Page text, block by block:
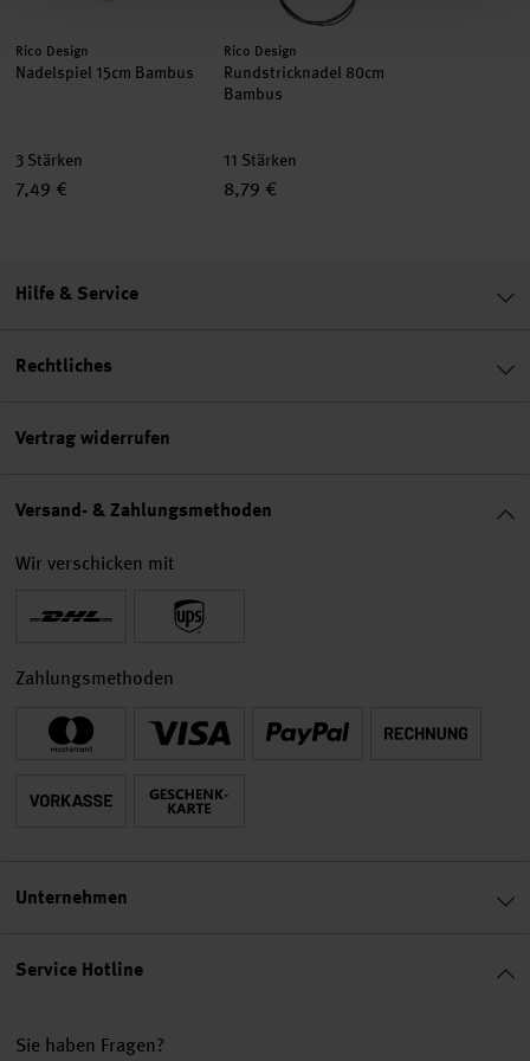
Hersteller:
Rico Design
Nadelspiel 15cm Bambus
3 Stärken
7,49 €
Hersteller:
Rico Design
Rundstricknadel 80cm
Bambus
11 Stärken
8,79 €
Service Hotline
Sie haben Fragen?
Hilfe & Service
Rechtliches
Vertrag widerrufen
Versand- & Zahlungsmethoden
Wir verschicken mit
Zahlungsmethoden
Unternehmen